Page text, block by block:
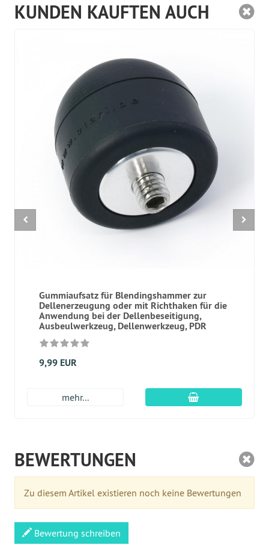
KUNDEN KAUFTEN AUCH
Gummiaufsatz für Blendingshammer zur
Dellenerzeugung oder mit Richthaken für die
Anwendung bei der Dellenbeseitigung,
Ausbeulwerkzeug, Dellenwerkzeug, PDR
9,99 EUR
mehr... In den
BEWERTUNGEN
Zu diesem Artikel existieren noch keine Bewertungen
Bewertung schreiben